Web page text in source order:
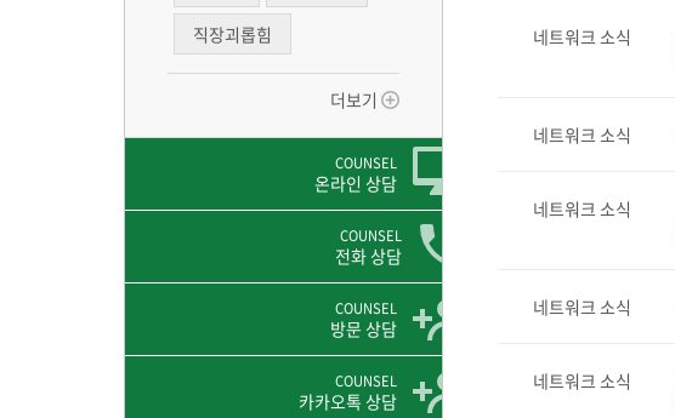
직장괴롭힘
더보기
COUNSEL
온라인 상담
COUNSEL
전화 상담
COUNSEL
방문 상담
COUNSEL
카카오톡 상담
네트워크 소식
네트워크 소식
네트워크 소식
네트워크 소식
네트워크 소식